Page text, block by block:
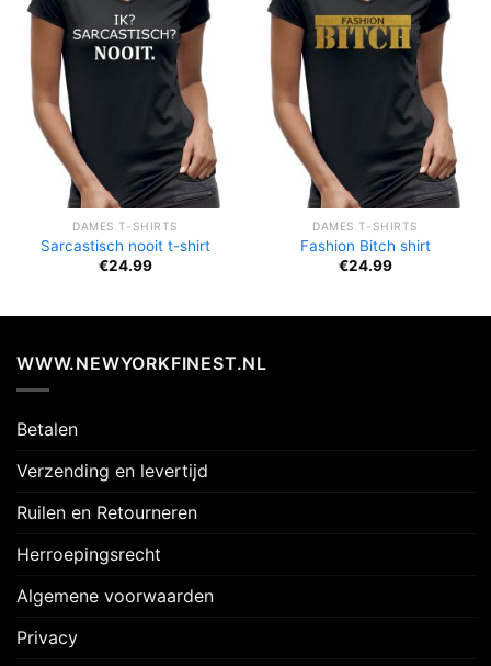
DAMES T-SHIRTS
Sarcastisch nooit t-shirt
€24.99
DAMES T-SHIRTS
Fashion Bitch shirt
€24.99
WWW.NEWYORKFINEST.NL
Betalen
Verzending en levertijd
Ruilen en Retourneren
Herroepingsrecht
Algemene voorwaarden
Privacy